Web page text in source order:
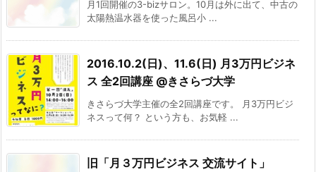
月1回開催の3-bizサロン。10月は外に出て、中古の
太陽熱温水器を使った風呂小 ...
2016.10.2(日)、11.6(日) 月3万円ビジネ
ス 全2回講座 @きさらづ大学
きさらづ大学主催の全2回講座です。 月3万円ビジ
ネスって何？ という方も、お気軽 ...
旧「月３万円ビジネス 交流サイト」